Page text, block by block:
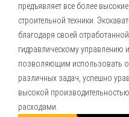
предъявляет все более
строительной техники.
благодаря своей
гидравлическому управлению
позволяющим использовать
различных задач, успешно
высокой
расходами.